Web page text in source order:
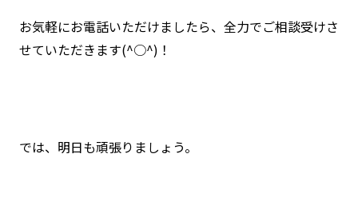
お気軽にお電話いただけましたら、全力でご相談受けさ
せていただきます(^○^)！
では、明日も頑張りましょう。